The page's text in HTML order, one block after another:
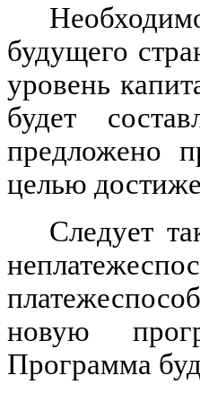
будущего
уровень
будет
предложено
целью
Следует
новую
Программа